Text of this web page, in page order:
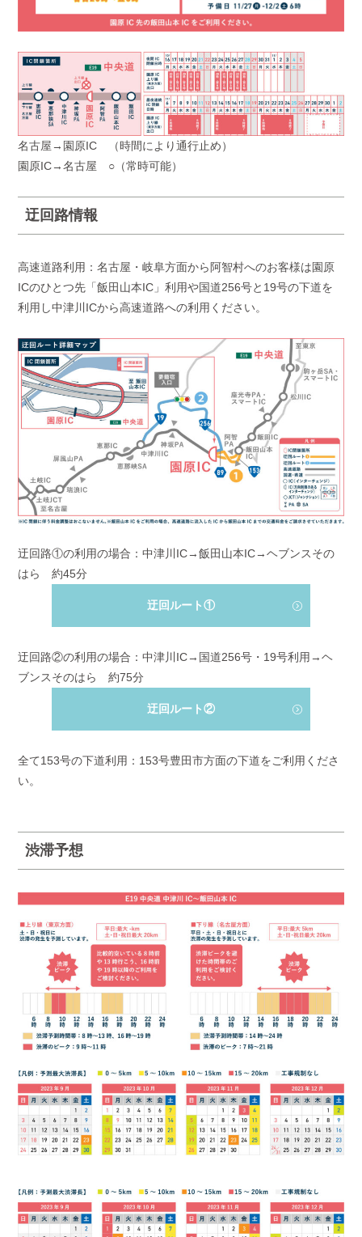
名古屋→園原IC
（時間により通行止め）
園原IC→名古屋 ○（常時可能）
迂回路情報
高速道路利用：名古屋・岐阜方面から阿智村へのお客様は園原
ICのひとつ先「飯田山本IC」利用や国道256号と19号の下道を
利用し中津川ICから高速道路への利用ください。
迂回路①の利用の場合：中津川IC→飯田山本IC→ヘブンスその
はら 約45分
迂回ルート①
迂回路②の利用の場合：中津川IC→国道256号・19号利用→ヘ
ブンスそのはら 約75分
迂回ルート②
全て153号の下道利用：153号豊田市方面の下道をご利用くださ
い。
渋滞予想